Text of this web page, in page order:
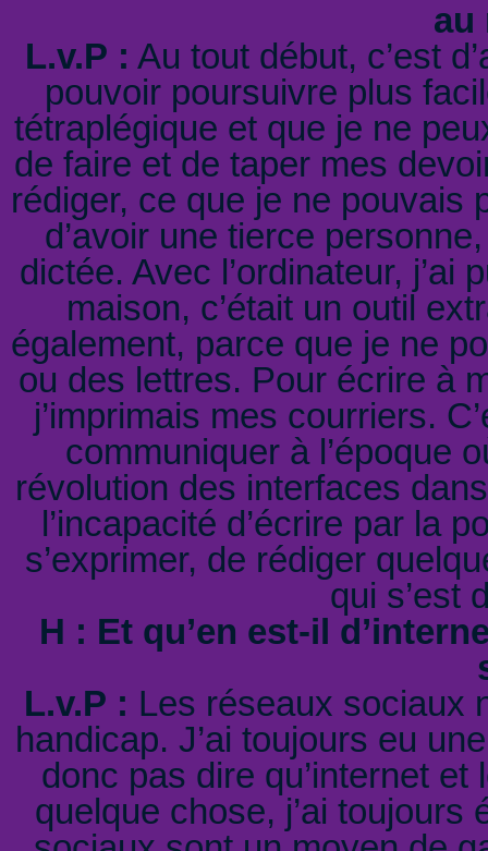
au
L.v.P : Au tout début, c’est
pouvoir poursuivre plus
tétraplégique et que je ne
de faire et de taper mes
rédiger, ce que je ne pouvais
d’avoir une tierce
dictée. Avec l’ordinateur,
maison, c’était un outil
également, parce que je ne
ou des lettres. Pour écrire à
j’imprimais mes courriers.
communiquer à l’époque
révolution des interfaces
l’incapacité d’écrire par la
s’exprimer, de rédiger
qui s’est
H : Et qu’en est-il
L.v.P : Les réseaux sociaux
handicap. J’ai toujours eu
donc pas dire qu’internet
quelque chose, j’ai